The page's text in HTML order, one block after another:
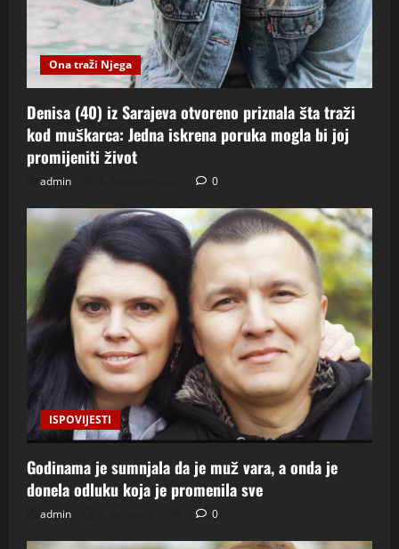
Ona traži Njega
Denisa (40) iz Sarajeva otvoreno priznala šta traži
kod muškarca: Jedna iskrena poruka mogla bi joj
promijeniti život
admin 0
ISPOVIJESTI
Godinama je sumnjala da je muž vara, a onda je
donela odluku koja je promenila sve
admin 0